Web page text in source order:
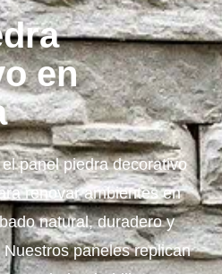
en
panel piedra decorativo
renovar ambientes en
natural, duradero y
paneles replican